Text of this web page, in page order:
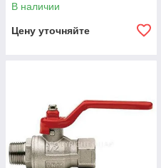
В наличии
Цену уточняйте